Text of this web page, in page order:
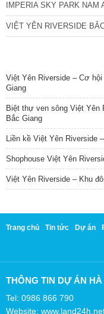
IMPERIA SKY PARK NAM
VIỆT YÊN RIVERSIDE
Việt Yên Riverside – Cơ
Giang
Biệt thự ven sông Việt
Bắc Giang
Liền kề Việt Yên Riverside
Shophouse Việt Yên
Việt Yên Riverside – Khu
Trang chủ Tin tức Dự án
THÔNG TIN DỰ ÁN HÀ
Tel: 0986 866 790
Website: